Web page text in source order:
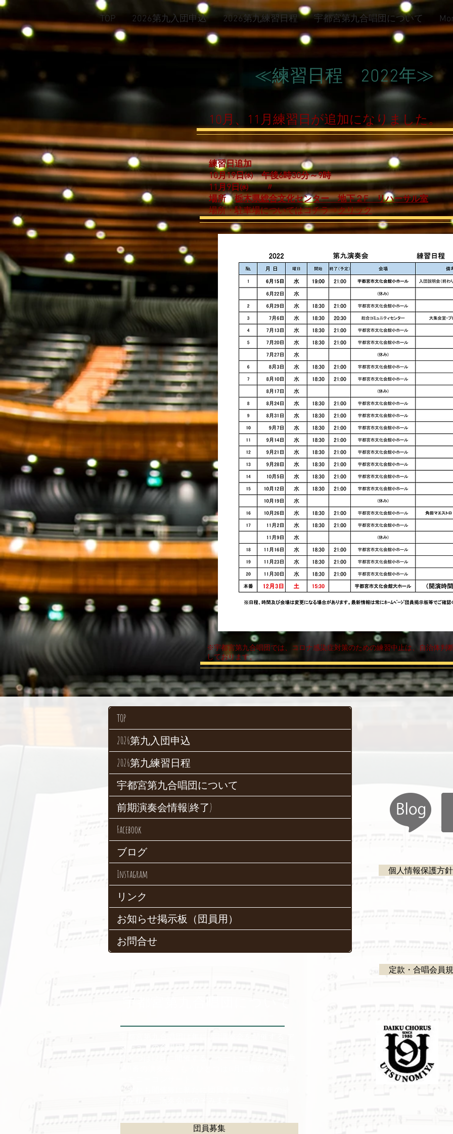
TOP 2026第九入団申込 2026第九練習日程 宇都宮第九合唱団について
​≪練習日程 2022年≫
10月、11月練習日が追加になりました。
練習日追加
10月19日㈬ 午後6時30分～9時
11月9日㈬ 〃
場所
栃木県総合文化センター 地下２F リハーサル室
​場所・駐車場についてはコチラ⇒クリック
​※宇都宮第九合唱団では、コロナ感染症対策のための練習中止は、自治体判
しております。
TOP
2026第九入団申込
2026第九練習日程
宇都宮第九合唱団について
前期演奏会情報(終了)
Facebook
ブログ
Instagram
リンク
お知らせ掲示板（団員用）
お問合せ
個人情報保護方
団員募集
定款・合唱会員